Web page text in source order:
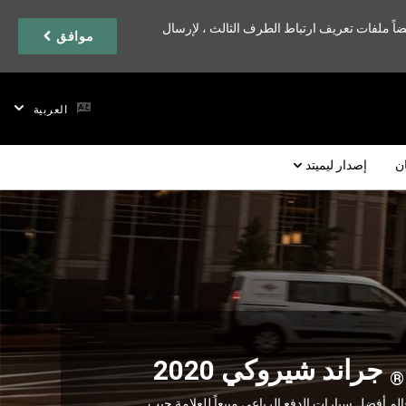
ملفات تعريف ارتباط الطرف الثالث ، لإرسال
موافق
العربية
إصدار ليميتد
®جراند شيروكي 2020